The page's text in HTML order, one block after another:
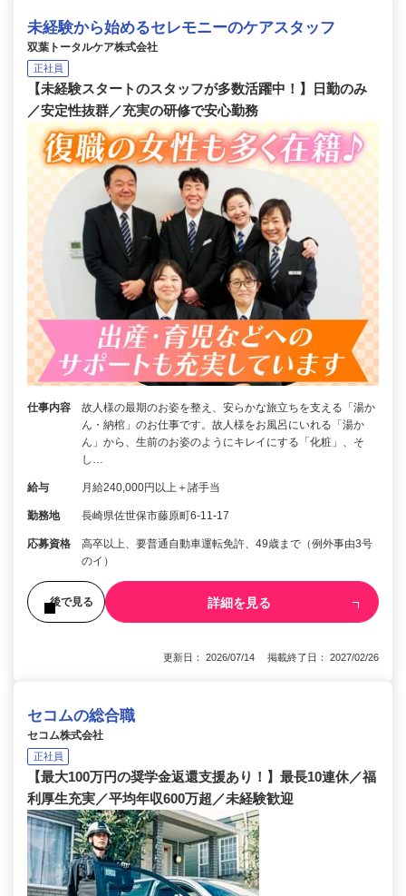
未経験から始めるセレモニーのケアスタッフ
双葉トータルケア株式会社
正社員
【未経験スタートのスタッフが多数活躍中！】日勤のみ
／安定性抜群／充実の研修で安心勤務
仕事内容
故人様の最期のお姿を整え、安らかな旅立ちを支える「湯か
ん・納棺」のお仕事です。故人様をお風呂にいれる「湯か
ん」から、生前のお姿のようにキレイにする「化粧」、そ
し…
給与 月給240,000円以上＋諸手当
勤務地 長崎県佐世保市藤原町6-11-17
応募資格
高卒以上、要普通自動車運転免許、49歳まで（例外事由3号
のイ）
後で見る 詳細を見る
更新日： 2026/07/14 掲載終了日： 2027/02/26
セコムの総合職
セコム株式会社
正社員
【最大100万円の奨学金返還支援あり！】最長10連休／福
利厚生充実／平均年収600万超／未経験歓迎